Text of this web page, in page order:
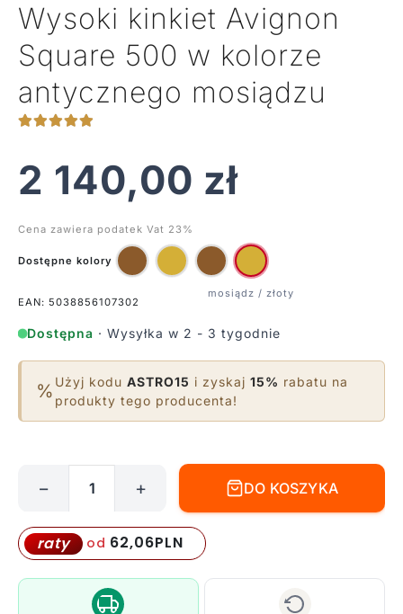
Wysoki kinkiet Avignon
Square 500 w kolorze
antycznego mosiądzu
2 140,00 zł
Cena zawiera podatek Vat 23%
Dostępne kolory
EAN: 5038856107302
Dostępna · Wysyłka w 2 - 3 tygodnie
% Użyj kodu ASTRO15 i zyskaj 15% rabatu na
produkty tego producenta!
kinkiet
Avignon
Square
− + DO KOSZYKA
raty od 62,06PLN